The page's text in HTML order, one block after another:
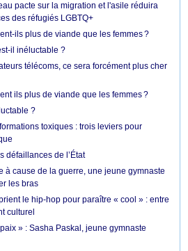
pacte sur la migration et l'asile réduira
des réfugiés LGBTQ+
ils plus de viande que les femmes ?
il inéluctable ?
télécoms, ce sera forcément plus cher
ils plus de viande que les femmes ?
?
toxiques : trois leviers pour
défaillances de l’État
à cause de la guerre, une jeune gymnaste
les bras
le hip-hop pour paraître « cool » : entre
culturel
» : Sasha Paskal, jeune gymnaste